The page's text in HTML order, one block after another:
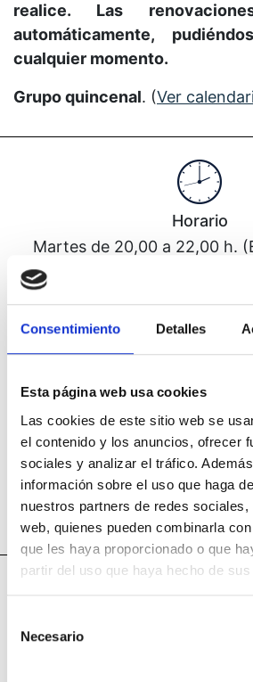
Consentimiento Detalles
Esta página web usa cookies
Las cookies de este sitio web se
el contenido y los anuncios, ofrecer
sociales y analizar el tráfico.
información sobre el uso que haga
nuestros partners de redes
web, quienes pueden combinarla
que les haya proporcionado o que
partir del uso que haya hecho de
Necesario
realice. Las
automáticamente,
cualquier momento.
Grupo quincenal. (Ver
Horario
Martes de 20,00 a 22,00 h.
Lugar
Imparte
Andrés
Metodología
Los participantes
cualquiera de las secciones
Milagros (Texto, Libro de